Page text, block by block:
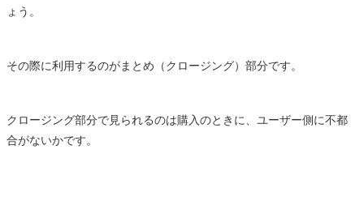
ょう。
その際に利用するのがまとめ（クロージング）部分です。
クロージング部分で見られるのは購入のときに、ユーザー側に不都
合がないかです。